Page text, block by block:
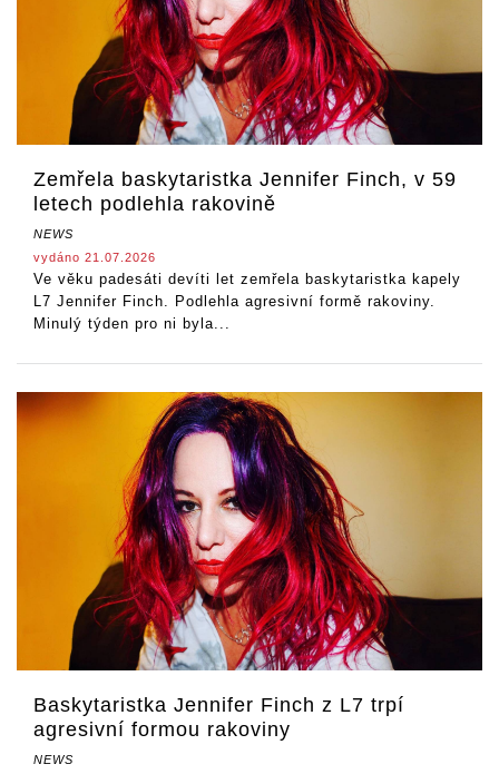
Zemřela baskytaristka Jennifer Finch, v 59
letech podlehla rakovině
NEWS
vydáno 21.07.2026
Ve věku padesáti devíti let zemřela baskytaristka kapely
L7 Jennifer Finch. Podlehla agresivní formě rakoviny.
Minulý týden pro ni byla...
Baskytaristka Jennifer Finch z L7 trpí
agresivní formou rakoviny
NEWS